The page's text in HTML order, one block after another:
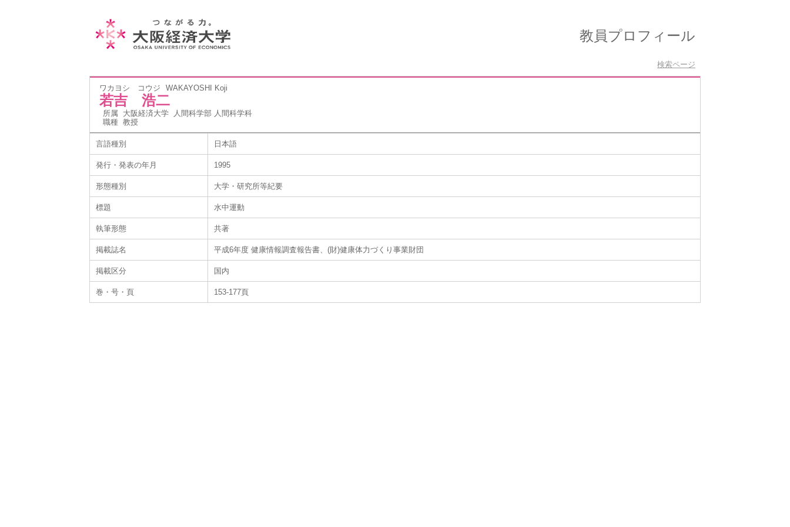
教員プロフィール
検索ページ
ワカヨシ コウジ WAKAYOSHI Koji
若吉 浩二
所属 大阪経済大学 人間科学部 人間科学科
職種 教授
言語種別 日本語
発行・発表の年月 1995
形態種別 大学・研究所等紀要
標題 水中運動
執筆形態 共著
掲載誌名 平成6年度 健康情報調査報告書、(財)健康体力づくり事業財団
掲載区分 国内
巻・号・頁 153-177頁